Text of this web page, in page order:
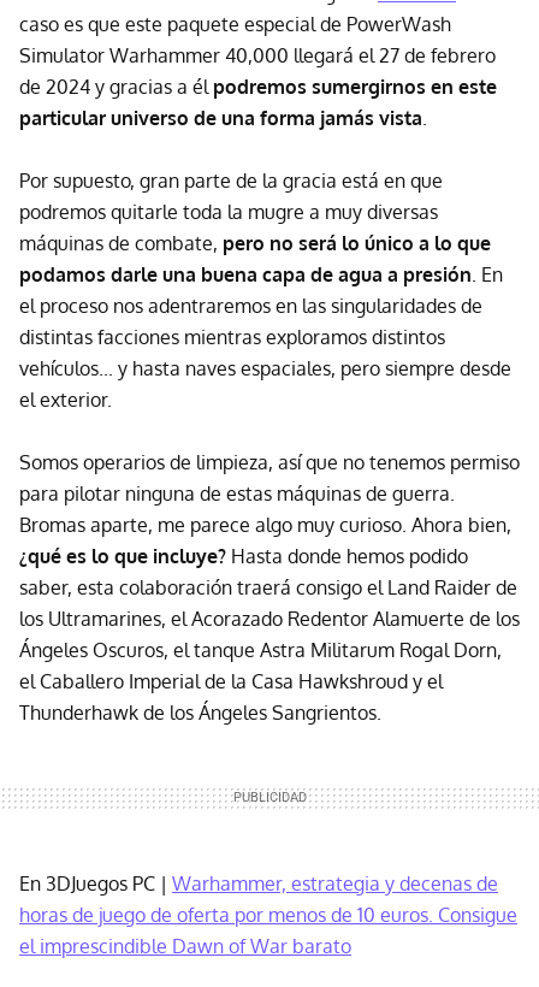
caso es que este paquete especial de PowerWash
Simulator Warhammer 40,000 llegará el 27 de febrero
de 2024 y gracias a él podremos sumergirnos en este
particular universo de una forma jamás vista.
Por supuesto, gran parte de la gracia está en que
podremos quitarle toda la mugre a muy diversas
máquinas de combate, pero no será lo único a lo que
podamos darle una buena capa de agua a presión. En
el proceso nos adentraremos en las singularidades de
distintas facciones mientras exploramos distintos
vehículos... y hasta naves espaciales, pero siempre desde
el exterior.
Somos operarios de limpieza, así que no tenemos permiso
para pilotar ninguna de estas máquinas de guerra.
Bromas aparte, me parece algo muy curioso. Ahora bien,
¿qué es lo que incluye? Hasta donde hemos podido
saber, esta colaboración traerá consigo el Land Raider de
los Ultramarines, el Acorazado Redentor Alamuerte de los
Ángeles Oscuros, el tanque Astra Militarum Rogal Dorn,
el Caballero Imperial de la Casa Hawkshroud y el
Thunderhawk de los Ángeles Sangrientos.
En 3DJuegos PC | Warhammer, estrategia y decenas de
horas de juego de oferta por menos de 10 euros. Consigue
el imprescindible Dawn of War barato